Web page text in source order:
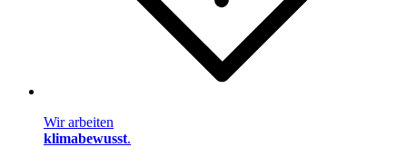
Wir arbeiten
klimabewusst.